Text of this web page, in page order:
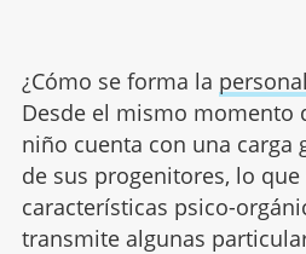
¿Cómo se forma la
Desde el mismo momento
niño cuenta con una carga
de sus progenitores, lo
características psico-
transmite algunas